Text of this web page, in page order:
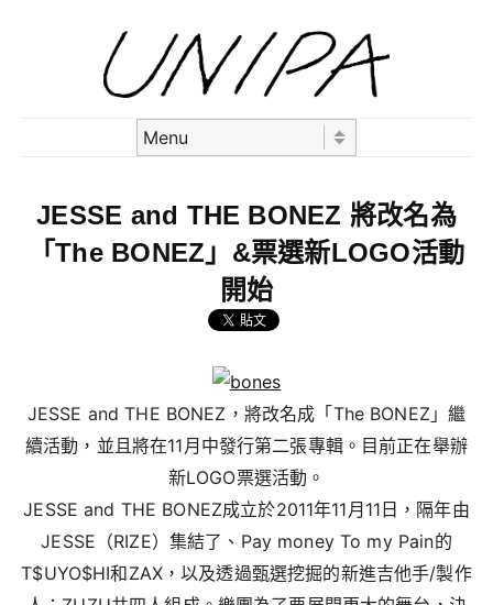
JESSE and THE BONEZ 將改名為
「The BONEZ」&票選新LOGO活動
開始
JESSE and THE BONEZ，將改名成「The BONEZ」繼
續活動，並且將在11月中發行第二張專輯。目前正在舉辦
新LOGO票選活動。
JESSE and THE BONEZ成立於2011年11月11日，隔年由
JESSE（RIZE）集結了、Pay money To my Pain的
T$UYO$HI和ZAX，以及透過甄選挖掘的新進吉他手/製作